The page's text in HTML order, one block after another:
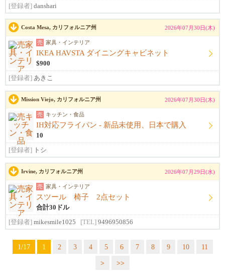
[登録者] danshari
Costa Mesa, カリフォルニア州 2026年07月30日(木)
売 家具・インテリア
IKEA HAVSTA ダイニングキャビネット
$900
[登録者] あきこ
Mission Viejo, カリフォルニア州 2026年07月30日(木)
売 キッチン・食品
IH対応フライパン - 新品未使用、日本で購入
10
[登録者] トシ
Irvine, カリフォルニア州 2026年07月29日(水)
売 家具・インテリア
スツール 椅子 2点セット
合計30ドル
[登録者] mikesmile1025 [TEL] 9496950856
1/17 1 2 3 4 5 6 7 8 9 10
11
>
>>